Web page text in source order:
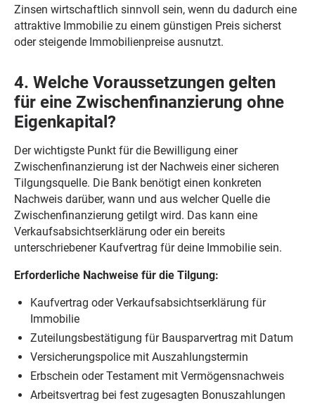
Zinsen wirtschaftlich sinnvoll sein, wenn du dadurch eine
attraktive Immobilie zu einem günstigen Preis sicherst
oder steigende Immobilienpreise ausnutzt.
4. Welche Voraussetzungen gelten
für eine Zwischenfinanzierung ohne
Eigenkapital?
Der wichtigste Punkt für die Bewilligung einer
Zwischenfinanzierung ist der Nachweis einer sicheren
Tilgungsquelle. Die Bank benötigt einen konkreten
Nachweis darüber, wann und aus welcher Quelle die
Zwischenfinanzierung getilgt wird. Das kann eine
Verkaufsabsichtserklärung oder ein bereits
unterschriebener Kaufvertrag für deine Immobilie sein.
Erforderliche Nachweise für die Tilgung:
Kaufvertrag oder Verkaufsabsichtserklärung für
Immobilie
Zuteilungsbestätigung für Bausparvertrag mit Datum
Versicherungspolice mit Auszahlungstermin
Erbschein oder Testament mit Vermögensnachweis
Arbeitsvertrag bei fest zugesagten Bonuszahlungen